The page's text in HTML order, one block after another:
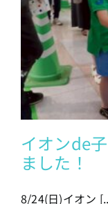
イオンde
ました！
8/24(日)イオン